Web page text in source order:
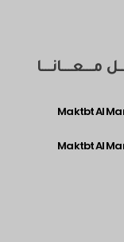
مـــعـــانـــا
Maktbt Al
Maktbt Al